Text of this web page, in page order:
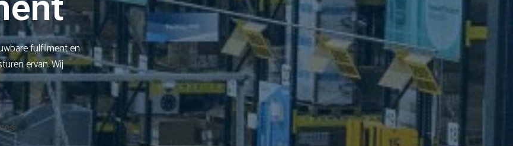
fulfilment en
ervan. Wij